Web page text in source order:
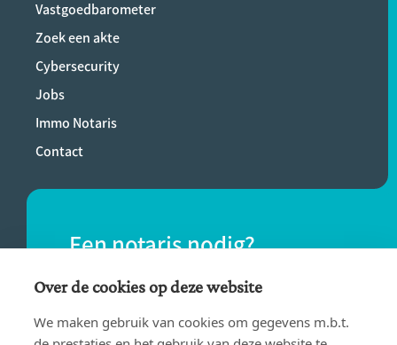
Vastgoedbarometer
Zoek een akte
Cybersecurity
Jobs
Immo Notaris
Contact
Een notaris nodig?
Vind eenvoudig een notaris bij jou in de
buurt.
Over de cookies op deze website
We maken gebruik van cookies om gegevens m.b.t.